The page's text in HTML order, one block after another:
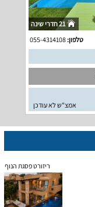
21 חדרי שינה
טלפון:055-4314108
אמצ"ש לא עודכן
ריזורט פסגת הנוף